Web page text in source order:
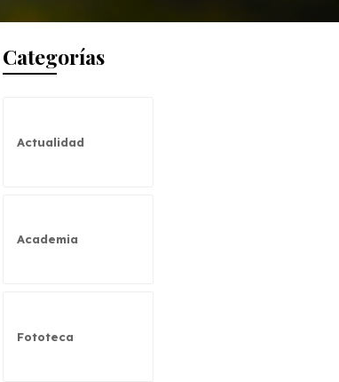
Categorías
Actualidad
Academia
Fototeca